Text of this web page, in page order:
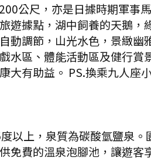
公尺，亦是日據時期軍事
據點，湖中飼養的天鵝
調節，山光水色，景緻
區、體能活動區及健行
大有助益。 PS.換乘九人座
以上，泉質為碳酸氫鹽泉
費的溫泉泡腳池，讓遊